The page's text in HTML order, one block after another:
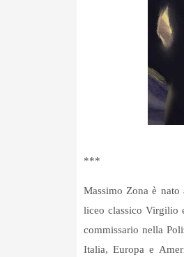
***
Massimo Zona è
liceo classico Virgilio
commissario nella
Italia, Europa e